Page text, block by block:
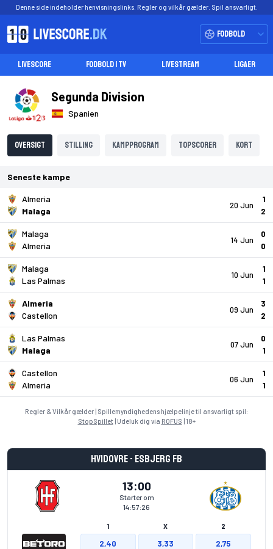
Denne side indeholder henvisningslinks. Regler og vilkår gælder. Spil ansvarligt.
Fodbold
LIVESCORE FODBOLD I TV LIVESTREAM LIGAER
Segunda Division
Spanien
Oversigt Stilling Kampprogram Topscorer Kort
Seneste kampe
20 Jun
Almeria
Malaga
1
2
14 Jun
Malaga
Almeria
0
0
10 Jun
Malaga
Las Palmas
1
1
09 Jun
Almeria
Castellon
3
2
07 Jun
Las Palmas
Malaga
0
1
06 Jun
Castellon
Almeria
1
1
Regler & Vilkår gælder | Spillemyndighedens hjælpelinje til ansvarligt spil:
StopSpillet| Udeluk dig via ROFUS | 18+
Hvidovre - Esbjerg fB
13:00
Starter om
14:57:26
1 X 2
2,40 3,33 2,75